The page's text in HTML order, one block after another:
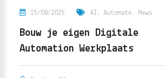
15/08/2025 AI , Automate , News
Bouw je eigen Digitale
Automation Werkplaats